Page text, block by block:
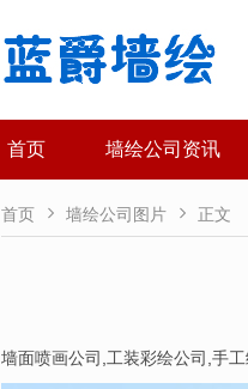
首页 墙绘公司资讯
首页  墙绘公司图片  正文
墙面喷画公司 工装彩绘公司 手